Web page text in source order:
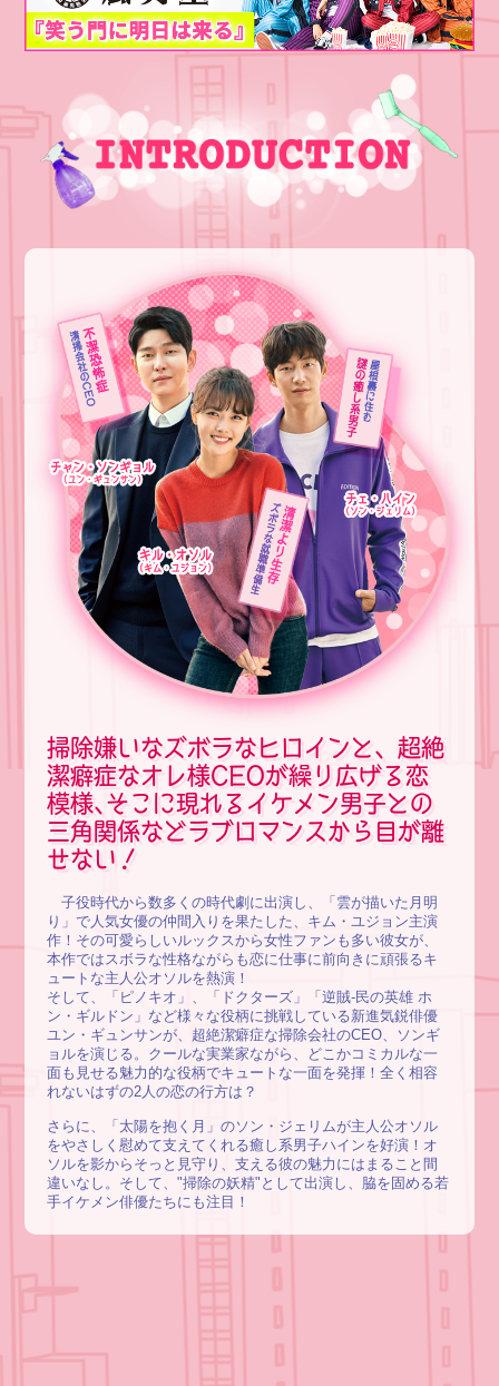
掃除嫌いなズボラなヒロインと、超絶
潔癖症なオレ様CEOが繰り広げる恋
模様､そこに現れるイケメン男子との
三角関係などラブロマンスから目が離
せない！
子役時代から数多くの時代劇に出演し、「雲が描いた月明
り」で人気女優の仲間入りを果たした、キム・ユジョン主演
作！その可愛らしいルックスから女性ファンも多い彼女が、
本作ではスボラな性格ながらも恋に仕事に前向きに頑張るキ
ュートな主人公オソルを熱演！
そして、「ピノキオ」、「ドクターズ」「逆賊-民の英雄 ホ
ン・ギルドン」など様々な役柄に挑戦している新進気鋭俳優
ユン・ギュンサンが、超絶潔癖症な掃除会社のCEO、ソンギ
ョルを演じる。クールな実業家ながら、どこかコミカルな一
面も見せる魅力的な役柄でキュートな一面を発揮！全く相容
れないはずの2人の恋の行方は？
さらに、「太陽を抱く月」のソン・ジェリムが主人公オソル
をやさしく慰めて支えてくれる癒し系男子ハインを好演！オ
ソルを影からそっと見守り、支える彼の魅力にはまること間
違いなし。そして、"掃除の妖精"として出演し、脇を固める若
手イケメン俳優たちにも注目！